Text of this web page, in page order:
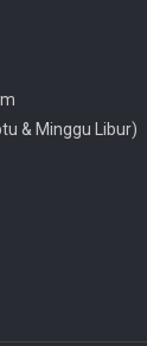
& Minggu Libur)